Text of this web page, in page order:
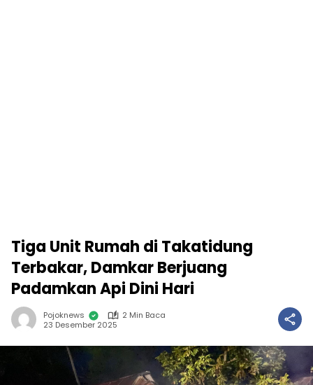
Tiga Unit Rumah di Takatidung
Terbakar, Damkar Berjuang
Padamkan Api Dini Hari
Pojoknews
2 Min Baca
23 Desember 2025